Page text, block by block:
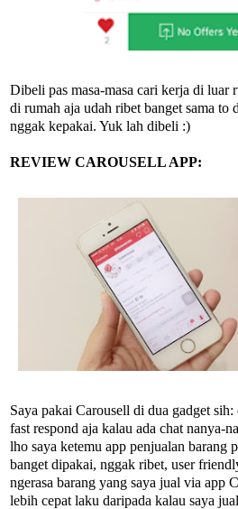
Dibeli pas masa-masa cari kerja di luar
di rumah aja udah ribet banget sama to
nggak kepakai. Yuk lah dibeli :)
REVIEW CAROUSELL APP:
Saya pakai Carousell di dua gadget
fast respond aja kalau ada chat nanya-
lho saya ketemu app penjualan barang
banget dipakai, nggak ribet, user
ngerasa barang yang saya jual via app
lebih cepat laku daripada kalau saya